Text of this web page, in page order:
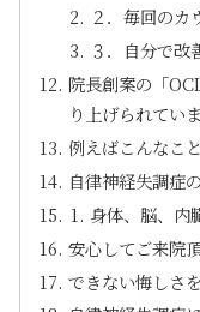
２．毎回のカ
３．自分で改
院長創案の「
り上げられてい
例えばこんなこ
自律神経失調症
身体、脳、内
安心してご来院
できない悔しさ